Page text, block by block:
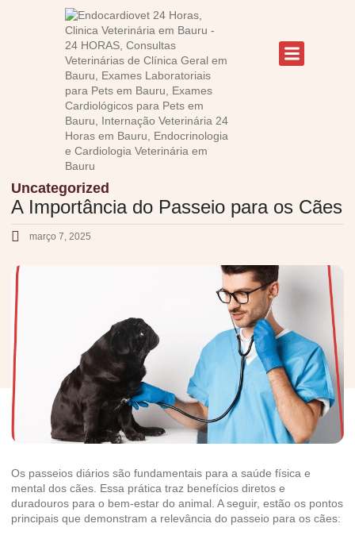
Uncategorized
A Importância do Passeio para os Cães
março 7, 2025
Os passeios diários são fundamentais para a saúde física e
mental dos cães. Essa prática traz benefícios diretos e
duradouros para o bem-estar do animal. A seguir, estão os pontos
principais que demonstram a relevância do passeio para os cães: